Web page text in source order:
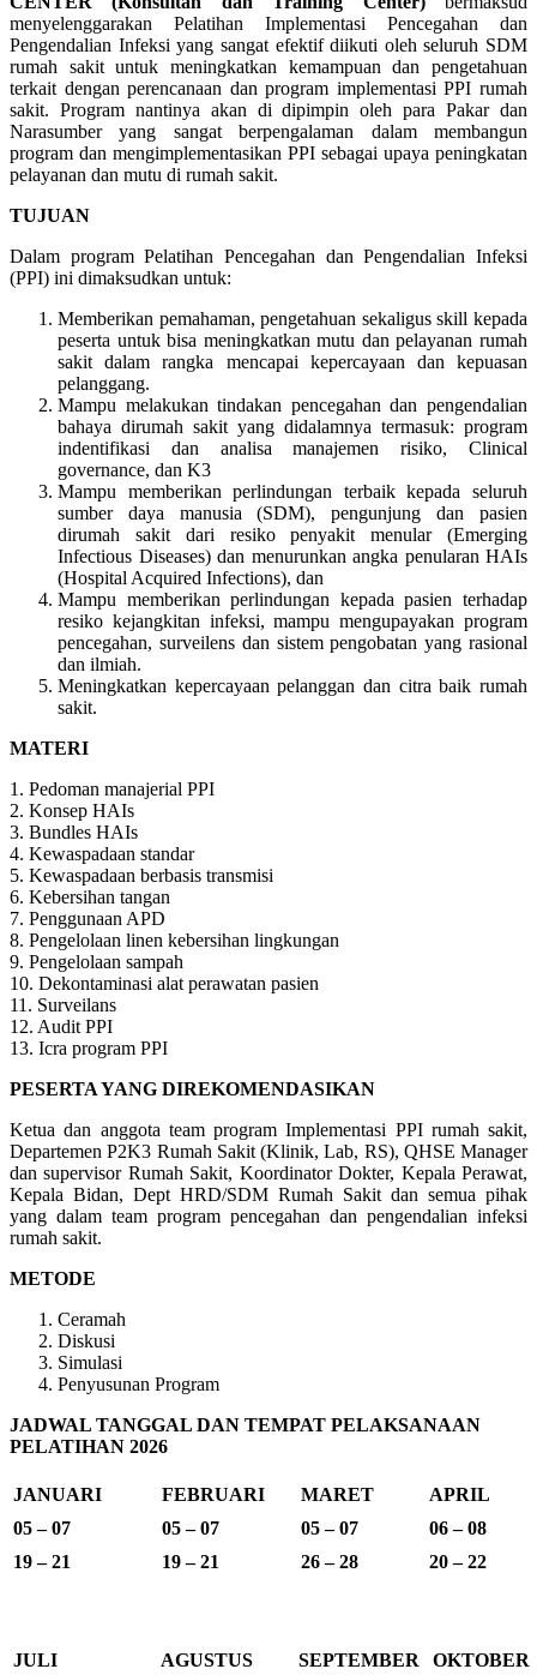
menyelenggarakan Pelatihan Implementasi Pencegahan dan
Pengendalian Infeksi yang sangat efektif diikuti oleh seluruh SDM
rumah sakit untuk meningkatkan kemampuan dan pengetahuan
terkait dengan perencanaan dan program implementasi PPI rumah
sakit. Program nantinya akan di dipimpin oleh para Pakar dan
Narasumber yang sangat berpengalaman dalam membangun
program dan mengimplementasikan PPI sebagai upaya peningkatan
pelayanan dan mutu di rumah sakit.
TUJUAN
Dalam program Pelatihan Pencegahan dan Pengendalian Infeksi
(PPI) ini dimaksudkan untuk:
Memberikan pemahaman, pengetahuan sekaligus skill kepada
peserta untuk bisa meningkatkan mutu dan pelayanan rumah
sakit dalam rangka mencapai kepercayaan dan kepuasan
pelanggang.
Mampu melakukan tindakan pencegahan dan pengendalian
bahaya dirumah sakit yang didalamnya termasuk: program
indentifikasi dan analisa manajemen risiko, Clinical
governance, dan K3
Mampu memberikan perlindungan terbaik kepada seluruh
sumber daya manusia (SDM), pengunjung dan pasien
dirumah sakit dari resiko penyakit menular (Emerging
Infectious Diseases) dan menurunkan angka penularan HAIs
(Hospital Acquired Infections), dan
Mampu memberikan perlindungan kepada pasien terhadap
resiko kejangkitan infeksi, mampu mengupayakan program
pencegahan, surveilens dan sistem pengobatan yang rasional
dan ilmiah.
Meningkatkan kepercayaan pelanggan dan citra baik rumah
sakit.
MATERI
1. Pedoman manajerial PPI
2. Konsep HAIs
3. Bundles HAIs
4. Kewaspadaan standar
5. Kewaspadaan berbasis transmisi
6. Kebersihan tangan
7. Penggunaan APD
8. Pengelolaan linen kebersihan lingkungan
9. Pengelolaan sampah
10. Dekontaminasi alat perawatan pasien
11. Surveilans
12. Audit PPI
13. Icra program PPI
PESERTA YANG DIREKOMENDASIKAN
Ketua dan anggota team program Implementasi PPI rumah sakit,
Departemen P2K3 Rumah Sakit (Klinik, Lab, RS), QHSE Manager
dan supervisor Rumah Sakit, Koordinator Dokter, Kepala Perawat,
Kepala Bidan, Dept HRD/SDM Rumah Sakit dan semua pihak
yang dalam team program pencegahan dan pengendalian infeksi
rumah sakit.
METODE
Ceramah
Diskusi
Simulasi
Penyusunan Program
JADWAL TANGGAL DAN TEMPAT PELAKSANAAN
PELATIHAN 2026
JANUARI FEBRUARI MARET
APRIL
05 – 07
05 – 07 05 – 07
06 – 08
19 – 21
19 – 21 26 – 28 20 – 22
JULI AGUSTUS SEPTEMBER OKTOBER